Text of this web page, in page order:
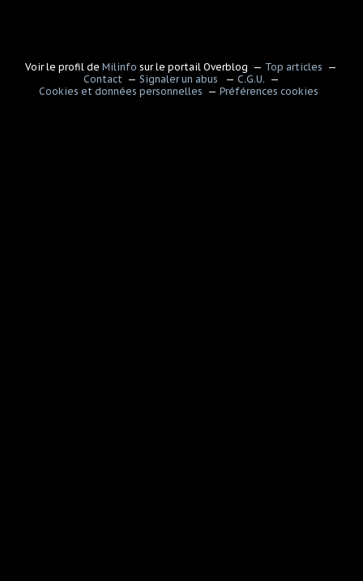
Voir le profil deMilinfo sur le portail Overblog
Top articles
Contact
Signaler un abus
C.G.U.
Cookies et données personnelles
Préférences cookies